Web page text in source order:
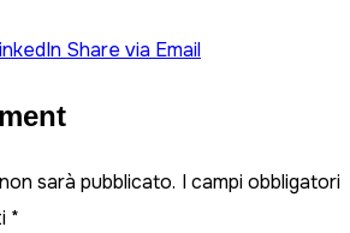
Share via Email
sarà pubblicato. I campi obbligatori
*